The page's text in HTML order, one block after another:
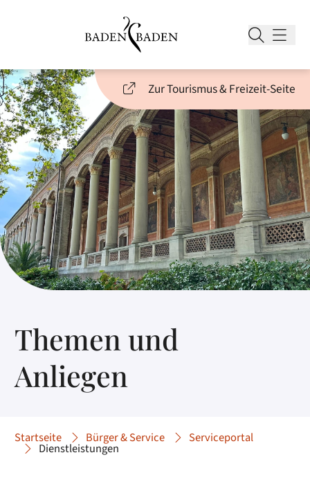
Zur Tourismus & Freizeit-Seite
Themen und
Anliegen
Startseite Bürger & Service Serviceportal
Dienstleistungen